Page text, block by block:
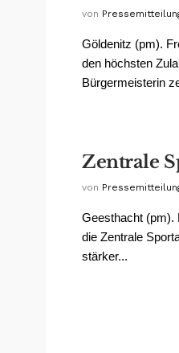
von
Göldenitz (pm).
den höchsten
Bürgermeisterin
Zentrale
von
Geesthacht (pm).
die Zentrale
stärker...